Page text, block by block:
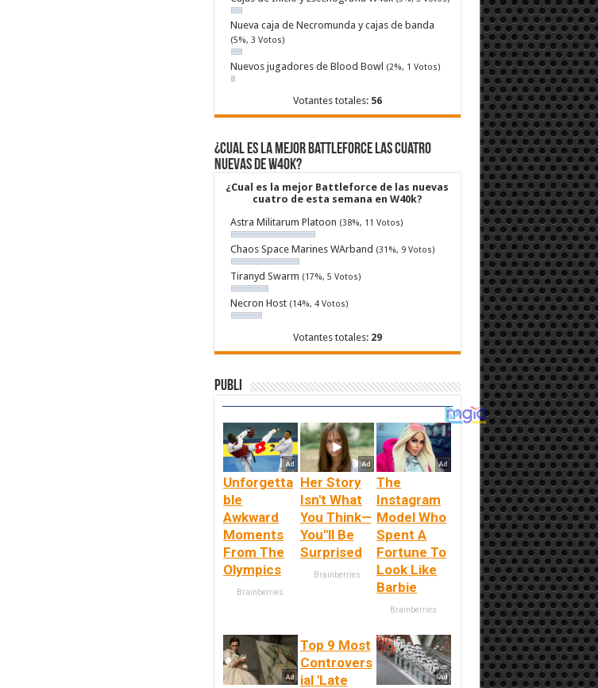
Nueva caja de Necromunda y cajas de banda
(5%, 3 Votos)
Nuevos jugadores de Blood Bowl (2%, 1 Votos)
Votantes totales: 56
¿Cual es la mejor Battleforce las cuatro
nuevas de W40k?
¿Cual es la mejor Battleforce de las nuevas
cuatro de esta semana en W40k?
Astra Militarum Platoon (38%, 11 Votos)
Chaos Space Marines WArband (31%, 9 Votos)
Tiranyd Swarm (17%, 5 Votos)
Necron Host (14%, 4 Votos)
Votantes totales: 29
Publi
Unforgetta
ble
Awkward
Moments
From The
Olympics
Brainberries
Her Story
Isn't What
You Think—
You''ll Be
Surprised
Brainberries
The
Instagram
Model Who
Spent A
Fortune To
Look Like
Barbie
Brainberries
Top 9 Most
Controvers
ial 'Late